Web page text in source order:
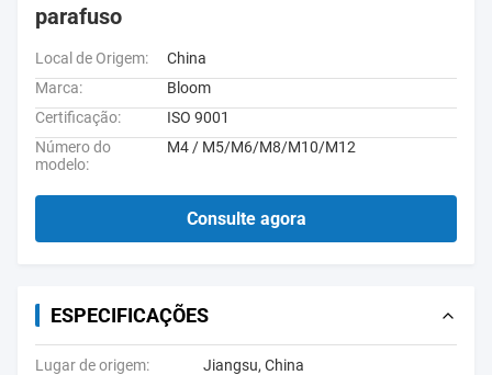
parafuso
Local de Origem:
China
Marca:
Bloom
Certificação:
ISO 9001
Número do
modelo:
M4 / M5/M6/M8/M10/M12
Consulte agora
ESPECIFICAÇÕES
Lugar de origem: Jiangsu, China